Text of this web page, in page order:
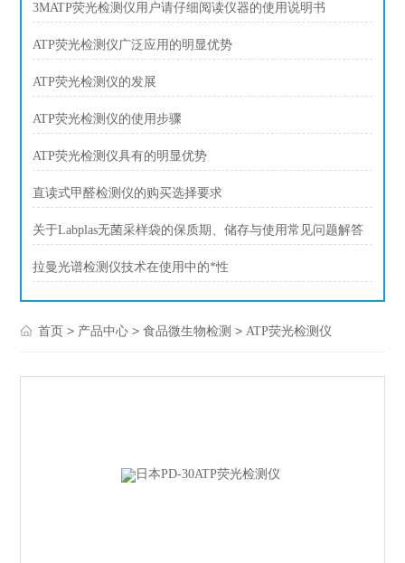
3MATP荧光检测仪用户请仔细阅读仪器的使用说明书
ATP荧光检测仪广泛应用的明显优势
ATP荧光检测仪的发展
ATP荧光检测仪的使用步骤
ATP荧光检测仪具有的明显优势
直读式甲醛检测仪的购买选择要求
关于Labplas无菌采样袋的保质期、储存与使用常见问题解答
拉曼光谱检测仪技术在使用中的*性
首页 > 产品中心 >食品微生物检测 > ATP荧光检测仪